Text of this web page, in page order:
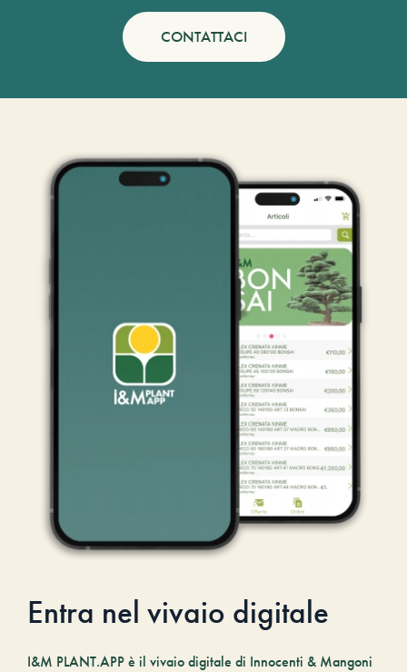
CONTATTACI
Entra nel vivaio digitale
I&M PLANT.APP è il vivaio digitale di Innocenti & Mangoni